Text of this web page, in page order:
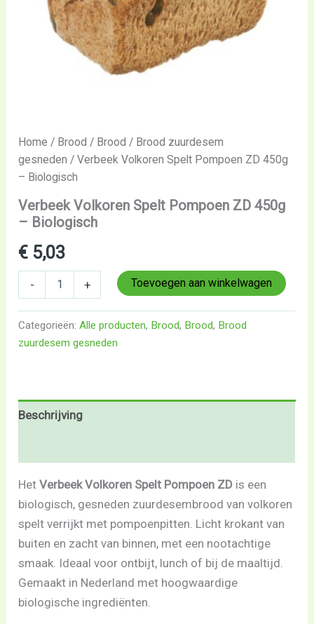
Home / Brood / Brood / Brood zuurdesem
gesneden / Verbeek Volkoren Spelt Pompoen ZD 450g
– Biologisch
Verbeek Volkoren Spelt Pompoen ZD 450g
– Biologisch
€ 5,03
- + Toevoegen aan winkelwagen
Categorieën:Alle producten, Brood, Brood, Brood
zuurdesem gesneden
Beschrijving
HetVerbeek Volkoren Spelt Pompoen ZD is een
biologisch, gesneden zuurdesembrood van volkoren
spelt verrijkt met pompoenpitten. Licht krokant van
buiten en zacht van binnen, met een nootachtige
smaak. Ideaal voor ontbijt, lunch of bij de maaltijd.
Gemaakt in Nederland met hoogwaardige
biologische ingrediënten.